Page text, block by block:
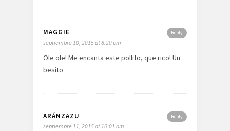
Reply
MAGGIE
septiembre 10, 2015 at 8:20 pm
Ole ole! Me encanta este pollito, que rico! Un
besito
Reply
ARÁNZAZU
septiembre 11, 2015 at 10:01 am